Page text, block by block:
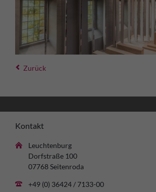
Zurück
Kontakt
Leuchtenburg
Dorfstraße 100
07768 Seitenroda
+49 (0) 36424 / 7133-00